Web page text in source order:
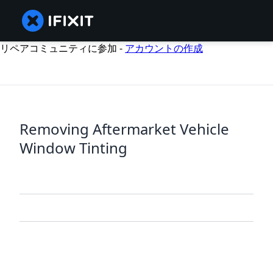
リペアコミュニティに参加 - アカウントの作成
Removing Aftermarket Vehicle
Window Tinting